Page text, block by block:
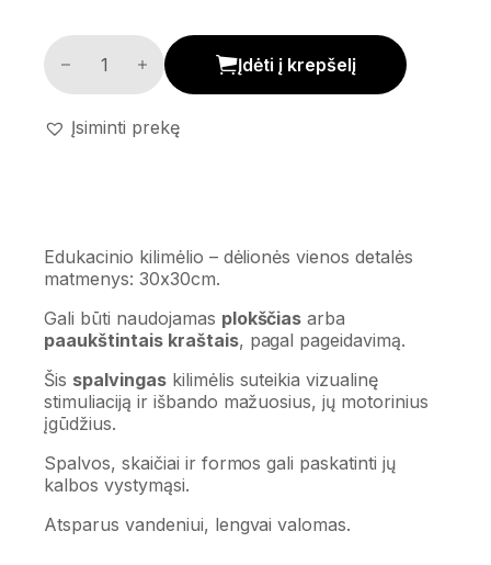
Edukacinis kilimėlis/ dėlionė kiekis
Įdėti į krepšelį
Įsiminti prekę
Edukacinio kilimėlio – dėlionės vienos detalės
matmenys: 30x30cm.
Gali būti naudojamas plokščias arba
paaukštintais kraštais, pagal pageidavimą.
Šis spalvingaskilimėlis suteikia vizualinę
stimuliaciją ir išbando mažuosius, jų motorinius
įgūdžius.
Spalvos, skaičiai ir formos gali paskatinti jų
kalbos vystymąsi.
Atsparus vandeniui, lengvai valomas.